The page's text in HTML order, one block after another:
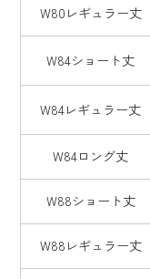
W80レギュラー丈
W84ショート丈
W84レギュラー丈
W84ロング丈
W88ショート丈
W88レギュラー丈